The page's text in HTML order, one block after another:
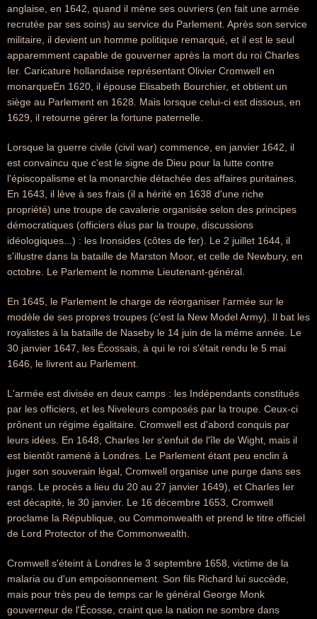
anglaise, en 1642, quand il mène ses ouvriers (en fait une armée
recrutée par ses soins) au service du Parlement. Après son service
militaire, il devient un homme politique remarqué, et il est le seul
apparemment capable de gouverner après la mort du roi Charles
Ier. Caricature hollandaise représentant Olivier Cromwell en
monarqueEn 1620, il épouse Elisabeth Bourchier, et obtient un
siège au Parlement en 1628. Mais lorsque celui-ci est dissous, en
1629, il retourne gérer la fortune paternelle.
Lorsque la guerre civile (civil war) commence, en janvier 1642, il
est convaincu que c'est le signe de Dieu pour la lutte contre
l'épiscopalisme et la monarchie détachée des affaires puritaines.
En 1643, il lève à ses frais (il a hérité en 1638 d'une riche
propriété) une troupe de cavalerie organisée selon des principes
démocratiques (officiers élus par la troupe, discussions
idéologiques...) : les Ironsides (côtes de fer). Le 2 juillet 1644, il
s'illustre dans la bataille de Marston Moor, et celle de Newbury, en
octobre. Le Parlement le nomme Lieutenant-général.
En 1645, le Parlement le charge de réorganiser l'armée sur le
modèle de ses propres troupes (c'est la New Model Army). Il bat les
royalistes à la bataille de Naseby le 14 juin de la même année. Le
30 janvier 1647, les Écossais, à qui le roi s'était rendu le 5 mai
1646, le livrent au Parlement.
L'armée est divisée en deux camps : les Indépendants constitués
par les officiers, et les Niveleurs composés par la troupe. Ceux-ci
prônent un régime égalitaire. Cromwell est d'abord conquis par
leurs idées. En 1648, Charles Ier s'enfuit de l'île de Wight, mais il
est bientôt ramené à Londres. Le Parlement étant peu enclin à
juger son souverain légal, Cromwell organise une purge dans ses
rangs. Le procès a lieu du 20 au 27 janvier 1649), et Charles Ier
est décapité, le 30 janvier. Le 16 décembre 1653, Cromwell
proclame la République, ou Commonwealth et prend le titre officiel
de Lord Protector of the Commonwealth.
Cromwell s'éteint à Londres le 3 septembre 1658, victime de la
malaria ou d'un empoisonnement. Son fils Richard lui succède,
mais pour très peu de temps car le général George Monk
gouverneur de l'Écosse, craint que la nation ne sombre dans